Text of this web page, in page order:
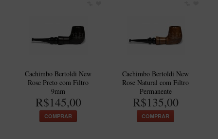
Cachimbo Bertoldi New
Rose Preto com Filtro
9mm
R$145,00
COMPRAR
Cachimbo Bertoldi New
Rose Natural com Filtro
Permanente
R$135,00
COMPRAR